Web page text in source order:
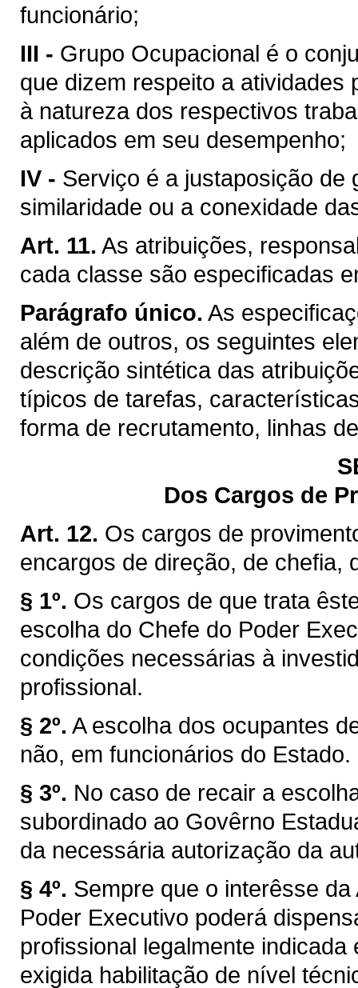
funcionário;
III - Grupo Ocupacional é o
que dizem respeito a atividades
à natureza dos respectivos
aplicados em seu desempenho;
IV - Serviço é a justaposição de
similaridade ou a conexidade
Art. 11. As atribuições,
cada classe são especificadas
Parágrafo único. As
além de outros, os seguintes
descrição sintética das
típicos de tarefas,
forma de recrutamento, linhas
Dos Cargos de
Art. 12. Os cargos de
encargos de direção, de chefia,
§ 1º. Os cargos de que trata
escolha do Chefe do Poder
condições necessárias à
profissional.
§ 2º. A escolha dos ocupantes
não, em funcionários do Estado.
§ 3º. No caso de recair a
subordinado ao Govêrno
da necessária autorização da
§ 4º. Sempre que o interêsse
Poder Executivo poderá
profissional legalmente
exigida habilitação de nível